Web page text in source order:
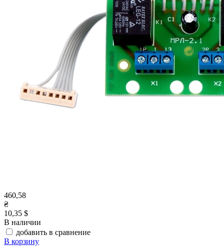
460,58
₴
10,35 $
В наличии
добавить в сравнение
В корзину